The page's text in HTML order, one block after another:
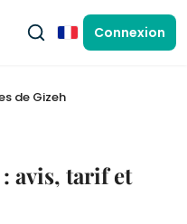
FrançaisConnexion
de Gizeh
avis, tarif et